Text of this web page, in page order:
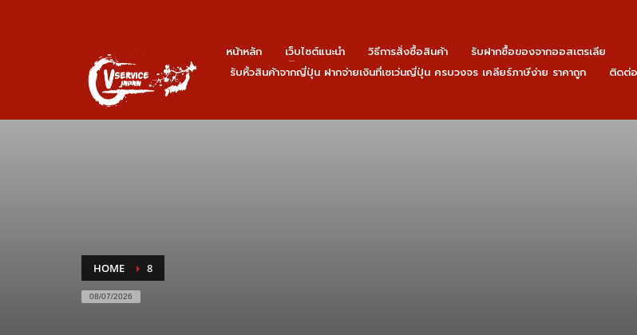
หน้าหลัก เว็บไซต์แนะนำ วิธีการสั่งซื้อสินค้า
รับฝากซื้อของจากออสเตรเลีย
รับหิ้วสินค้าจากญี่ปุ่น ฝากจ่ายเงินที่เซเว่นญี่ปุ่น ครบวงจร เคลียร์ภาษีง่าย ราคาถูก
ติดต่อ
HOME 8
08/07/2026